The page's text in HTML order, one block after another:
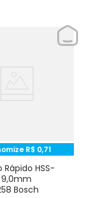
R$ 0,71
Rápido HSS-
Bosch